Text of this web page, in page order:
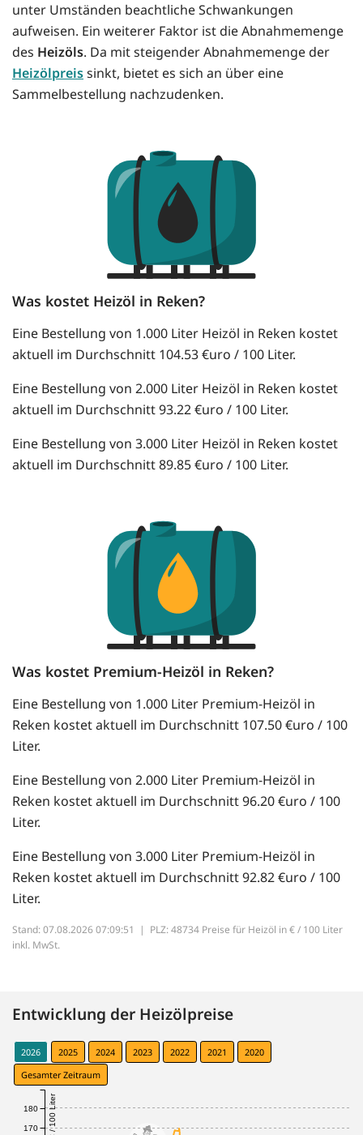
unter Umständen beachtliche Schwankungen
aufweisen. Ein weiterer Faktor ist die Abnahmemenge
des Heizöls. Da mit steigender Abnahmemenge der
Heizölpreissinkt, bietet es sich an über eine
Sammelbestellung nachzudenken.
Was kostet Heizöl in Reken?
Eine Bestellung von 1.000 Liter Heizöl in Reken kostet
aktuell im Durchschnitt 104.53 €uro / 100 Liter.
Eine Bestellung von 2.000 Liter Heizöl in Reken kostet
aktuell im Durchschnitt 93.22 €uro / 100 Liter.
Eine Bestellung von 3.000 Liter Heizöl in Reken kostet
aktuell im Durchschnitt 89.85 €uro / 100 Liter.
Was kostet Premium-Heizöl in Reken?
Eine Bestellung von 1.000 Liter Premium-Heizöl in
Reken kostet aktuell im Durchschnitt 107.50 €uro / 100
Liter.
Eine Bestellung von 2.000 Liter Premium-Heizöl in
Reken kostet aktuell im Durchschnitt 96.20 €uro / 100
Liter.
Eine Bestellung von 3.000 Liter Premium-Heizöl in
Reken kostet aktuell im Durchschnitt 92.82 €uro / 100
Liter.
Stand: 07.08.2026 07:09:51 | PLZ: 48734 Preise für Heizöl in € / 100 Liter
inkl. MwSt.
Entwicklung der Heizölpreise
2026 2025 2024 2023 2022 2021
2020
Gesamter Zeitraum
€ / 100 Liter
170
180